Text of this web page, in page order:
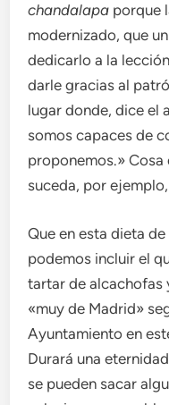
chandalapa porque
modernizado, que
dedicarlo a la
darle gracias al
lugar donde, dice el
somos capaces de
proponemos.»
suceda, por
Que en esta dieta
podemos incluir el
tartar de alcachofas
«muy de Madrid»
Ayuntamiento en
Durará una
se pueden sacar